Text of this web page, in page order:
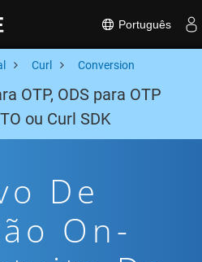
Português
Curl Conversion
OTP, ODS para OTP
ou Curl SDK
De
On-